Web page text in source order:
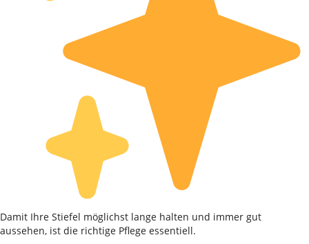
Damit Ihre Stiefel möglichst lange halten und immer gut
aussehen, ist die richtige Pflege essentiell.